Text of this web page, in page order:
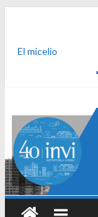
El micelio
Receta para viajar
Una noche y el
INVI
El derecho a habitar